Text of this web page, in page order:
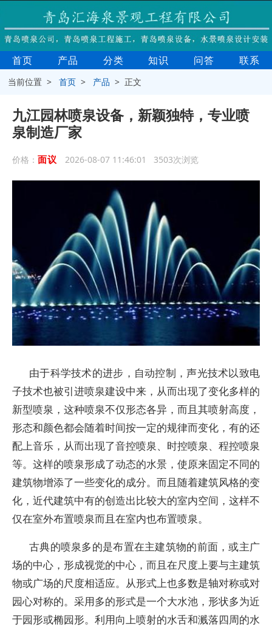
首页 产品 分类 知识 问答 联系
当前位置 >首页 > 产品 > 正文
九江园林喷泉设备，新颖独特，专业喷
泉制造厂家
价格： 面议 2026-08-07 11:46:01 3503次浏览
由于科学技术的进步，自动控制，声光技术以致电
子技术也被引进喷泉建设中来，从而出现了变化多样的
新型喷泉，这种喷泉不仅形态各异，而且其喷射高度，
形态和颜色都会随着时间按一定的规律而变化，有的还
配上音乐，从而出现了音控喷泉、时控喷泉、程控喷泉
等。这样的喷泉形成了动态的水景，使原来固定不同的
建筑物增添了一些变化的成分。而且随着建筑风格的变
化，近代建筑中有的创造出比较大的室内空间，这样不
仅在室外布置喷泉而且在室内也布置喷泉。
古典的喷泉多的是布置在主建筑物的前面，或主广
场的中心，形成视觉的中心，而且在尺度上要与主建筑
物或广场的尺度相适应。从形式上也多数是轴对称或对
园心对称的。采用多的形式是一个大水池，形状多为近
于园形或椭园形。利用向上喷射的水舌和溅落四周的水